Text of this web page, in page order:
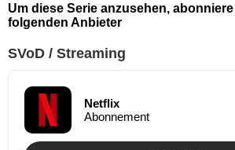
Um diese Serie anzusehen,
folgenden Anbieter
SVoD / Streaming
Netflix
Abonnement